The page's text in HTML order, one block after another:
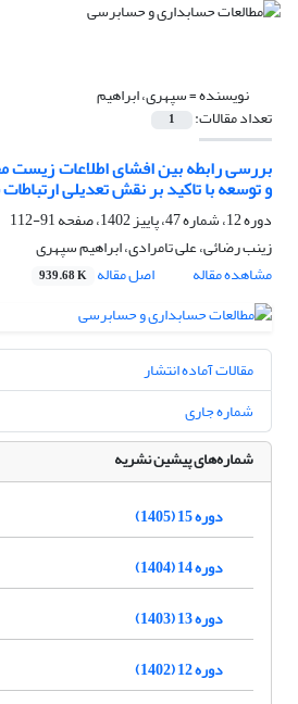
نویسنده =سپهری، ابراهیم
تعداد مقالات: 1
بررسی رابطه بین افشای اطلاعات زیست
و توسعه با تاکید بر نقش تعدیلی
دوره 12، شماره 47، پاییز 1402، صفحه
91-112
زینب رضائی، علی تامرادی، ابراهیم سپهری
مشاهده مقاله
اصل مقاله 939.68 K
مقالات آماده انتشار
شماره جاری
شماره‌های پیشین نشریه
دوره 15 (1405)
دوره 14 (1404)
دوره 13 (1403)
دوره 12 (1402)